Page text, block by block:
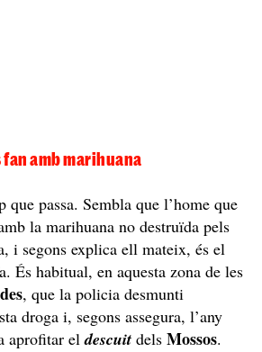
fan amb marihuana
passa. Sembla que l’home que
la marihuana no destruïda pels
i segons explica ell mateix, és el
És habitual, en aquesta zona de les
, que la policia desmunti
droga i, segons assegura, l’any
aprofitar eldescuit dels Mossos.